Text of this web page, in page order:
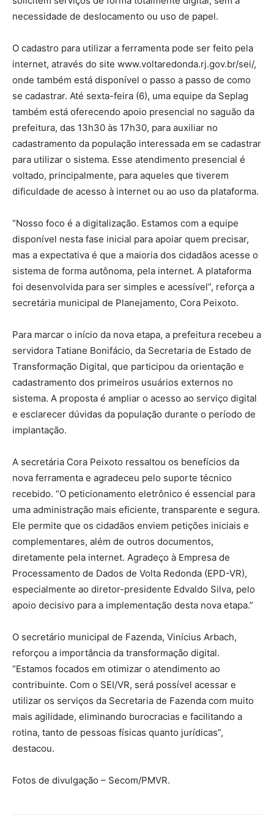
necessidade de deslocamento ou uso de papel.
O cadastro para utilizar a ferramenta pode ser feito pela
internet, através do site www.voltaredonda.rj.gov.br/sei/,
onde também está disponível o passo a passo de como
se cadastrar. Até sexta-feira (6), uma equipe da Seplag
também está oferecendo apoio presencial no saguão da
prefeitura, das 13h30 às 17h30, para auxiliar no
cadastramento da população interessada em se cadastrar
para utilizar o sistema. Esse atendimento presencial é
voltado, principalmente, para aqueles que tiverem
dificuldade de acesso à internet ou ao uso da plataforma.
“Nosso foco é a digitalização. Estamos com a equipe
disponível nesta fase inicial para apoiar quem precisar,
mas a expectativa é que a maioria dos cidadãos acesse o
sistema de forma autônoma, pela internet. A plataforma
foi desenvolvida para ser simples e acessível”, reforça a
secretária municipal de Planejamento, Cora Peixoto.
Para marcar o início da nova etapa, a prefeitura recebeu a
servidora Tatiane Bonifácio, da Secretaria de Estado de
Transformação Digital, que participou da orientação e
cadastramento dos primeiros usuários externos no
sistema. A proposta é ampliar o acesso ao serviço digital
e esclarecer dúvidas da população durante o período de
implantação.
A secretária Cora Peixoto ressaltou os benefícios da
nova ferramenta e agradeceu pelo suporte técnico
recebido. “O peticionamento eletrônico é essencial para
uma administração mais eficiente, transparente e segura.
Ele permite que os cidadãos enviem petições iniciais e
complementares, além de outros documentos,
diretamente pela internet. Agradeço à Empresa de
Processamento de Dados de Volta Redonda (EPD-VR),
especialmente ao diretor-presidente Edvaldo Silva, pelo
apoio decisivo para a implementação desta nova etapa.”
O secretário municipal de Fazenda, Vinícius Arbach,
reforçou a importância da transformação digital.
“Estamos focados em otimizar o atendimento ao
contribuinte. Com o SEI/VR, será possível acessar e
utilizar os serviços da Secretaria de Fazenda com muito
mais agilidade, eliminando burocracias e facilitando a
rotina, tanto de pessoas físicas quanto jurídicas”,
destacou.
Fotos de divulgação – Secom/PMVR.